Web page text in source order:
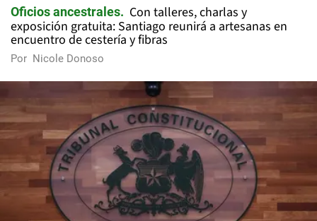
Oficios ancestrales
Con talleres, charlas y
exposición gratuita: Santiago reunirá a artesanas en
encuentro de cestería y fibras
Por Nicole Donoso